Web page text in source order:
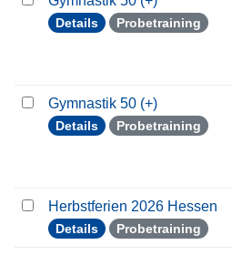
Details Probetraining
Gymnastik 50 (+)
Details Probetraining
Herbstferien 2026 Hessen
Details Probetraining